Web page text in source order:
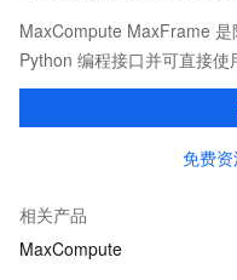
MaxCompute MaxFrame
Python 编程接口并可直接
口，与 MaxCompute
MaxCompute 完整 Python
免费
相关产品
MaxCompute